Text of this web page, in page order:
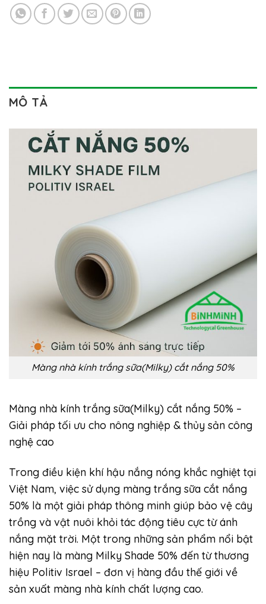
MÔ TẢ
Màng nhà kính trắng sữa(Milky) cắt nắng 50%
Màng nhà kính trắng sữa(Milky) cắt nắng 50% –
Giải pháp tối ưu cho nông nghiệp & thủy sản công
nghệ cao
Trong điều kiện khí hậu nắng nóng khắc nghiệt tại
Việt Nam, việc sử dụng màng trắng sữa cắt nắng
50% là một giải pháp thông minh giúp bảo vệ cây
trồng và vật nuôi khỏi tác động tiêu cực từ ánh
nắng mặt trời. Một trong những sản phẩm nổi bật
hiện nay là màng Milky Shade 50% đến từ thương
hiệu Politiv Israel – đơn vị hàng đầu thế giới về
sản xuất màng nhà kính chất lượng cao.